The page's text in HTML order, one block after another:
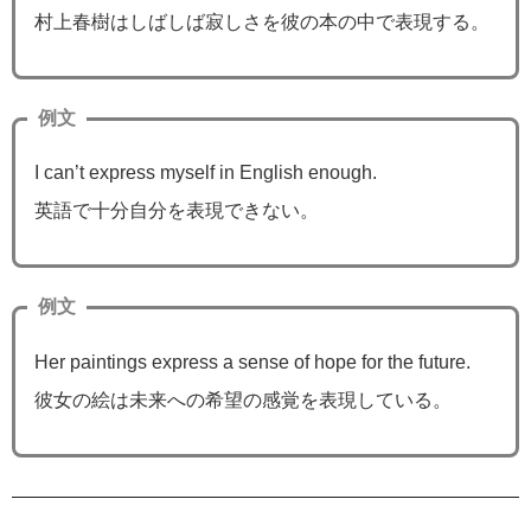
村上春樹はしばしば寂しさを彼の本の中で表現する。
例文
I can’t express myself in English enough.
英語で十分自分を表現できない。
例文
Her paintings express a sense of hope for the future.
彼女の絵は未来への希望の感覚を表現している。